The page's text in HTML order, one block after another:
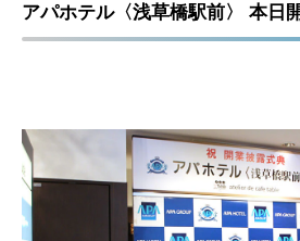
アパホテル〈浅草橋駅前〉 本日